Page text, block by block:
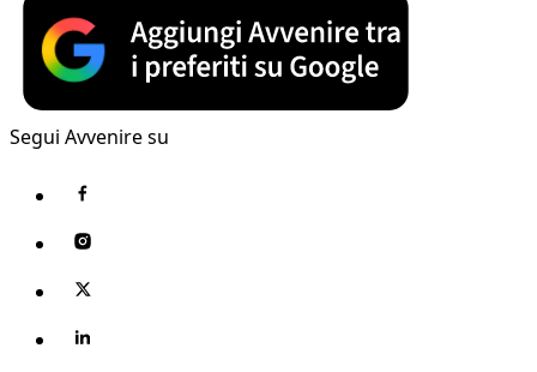
Segui Avvenire su